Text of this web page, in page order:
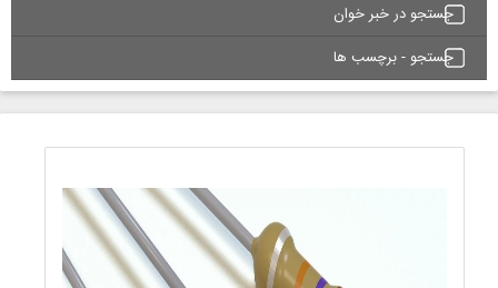
جستجو در خبر خوان
جستجو - برچسب ها